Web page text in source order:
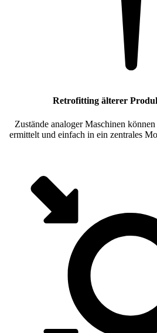
Retrofitting älterer
Zustände analoger Maschinen
ermittelt und einfach in ein zentrales